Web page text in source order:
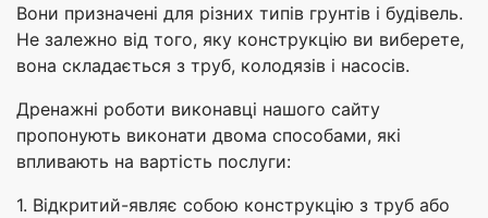
Вони призначені для різних типів грунтів і будівель.
Не залежно від того, яку конструкцію ви виберете,
вона складається з труб, колодязів і насосів.
Дренажні роботи виконавці нашого сайту
пропонують виконати двома способами, які
впливають на вартість послуги:
1. Відкритий-являє собою конструкцію з труб або